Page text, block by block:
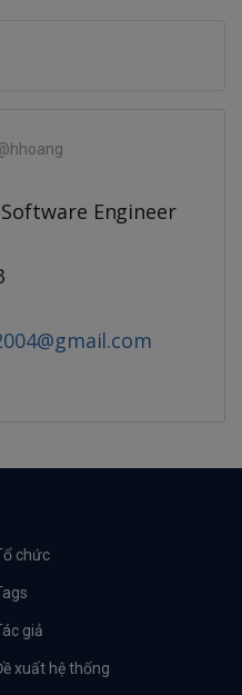
Software Engineer
chức
giả
xuất hệ thống